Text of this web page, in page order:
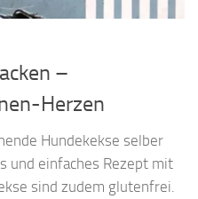
–
Herzen
Hundekekse selber
und einfaches Rezept mit
sind zudem glutenfrei.